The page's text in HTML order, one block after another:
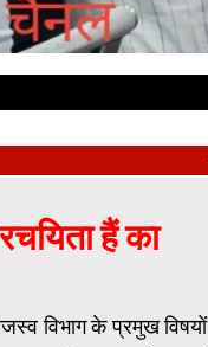
हैं का
विभाग के प्रमुख विषयों